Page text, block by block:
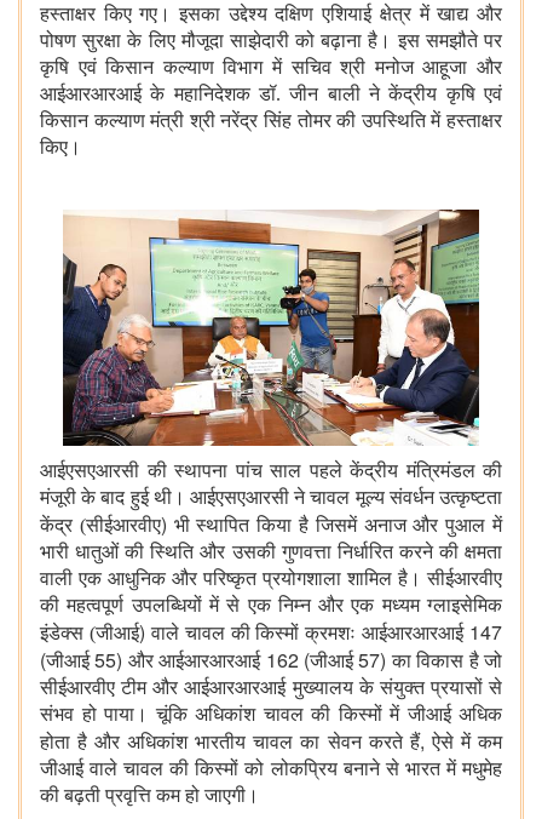
हस्ताक्षर किए गए। इसका उद्देश्य दक्षिण एशियाई क्षेत्र में खाद्य और
पोषण सुरक्षा के लिए मौजूदा साझेदारी को बढ़ाना है। इस समझौते पर
कृषि एवं किसान कल्याण विभाग में सचिव श्री मनोज आहूजा और
आईआरआरआई के महानिदेशक डॉ. जीन बाली ने केंद्रीय कृषि एवं
किसान कल्याण मंत्री श्री नरेंद्र सिंह तोमर की उपस्थिति में हस्ताक्षर
किए।
आईएसएआरसी की स्थापना पांच साल पहले केंद्रीय मंत्रिमंडल की
मंजूरी के बाद हुई थी। आईएसएआरसी ने चावल मूल्य संवर्धन उत्कृष्टता
केंद्र (सीईआरवीए) भी स्थापित किया है जिसमें अनाज और पुआल में
भारी धातुओं की स्थिति और उसकी गुणवत्ता निर्धारित करने की क्षमता
वाली एक आधुनिक और परिष्कृत प्रयोगशाला शामिल है। सीईआरवीए
की महत्वपूर्ण उपलब्धियों में से एक निम्न और एक मध्यम ग्लाइसेमिक
इंडेक्स (जीआई) वाले चावल की किस्मों क्रमशः आईआरआरआई 147
(जीआई55) और आईआरआरआई 162 (जीआई57)का विकास है जो
सीईआरवीए टीम और आईआरआरआई मुख्यालय के संयुक्त प्रयासों से
संभव हो पाया। चूंकि अधिकांश चावल की किस्मों में जीआई अधिक
होता है और अधिकांश भारतीय चावल का सेवन करते हैं, ऐसे में कम
जीआई वाले चावल की किस्मों को लोकप्रिय बनाने से भारत में मधुमेह
की बढ़ती प्रवृत्ति कम हो जाएगी।